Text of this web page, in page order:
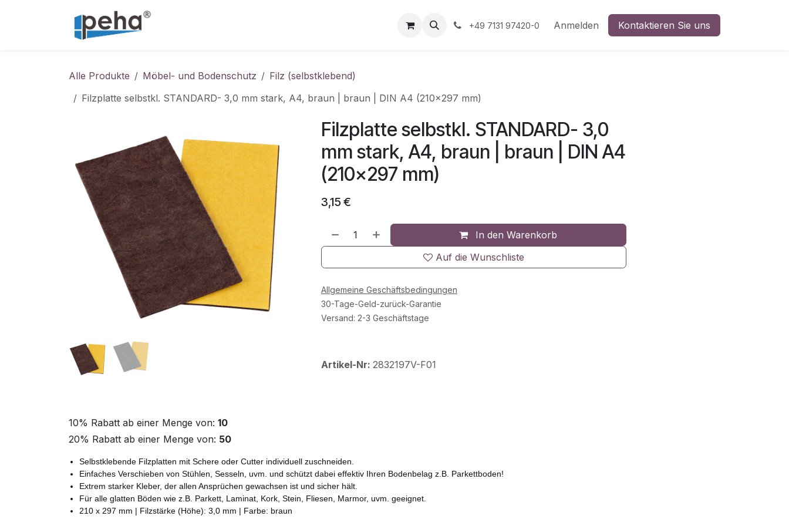
Informationen Shop Gewerbekunden
+49 7131 97420-0 Anmelden Kontaktieren Sie uns
Alle Produkte Möbel- und Bodenschutz
Filz (selbstklebend)
Filzplatte selbstkl. STANDARD- 3,0 mm stark, A4, braun | braun | DIN A4 (210x297 mm)
Filzplatte selbstkl. STANDARD- 3,0
mm stark, A4, braun | braun | DIN A4
(210x297 mm)
3,15 €
In den Warenkorb
Auf die Wunschliste
Allgemeine Geschäftsbedingungen
30-Tage-Geld-zurück-Garantie
Versand: 2-3 Geschäftstage
Artikel-Nr: 2832197V-F01
10% Rabatt ab einer Menge von: 10
20% Rabatt ab einer Menge von: 50
Selbstklebende Filzplatten mit Schere oder Cutter individuell zuschneiden.
Einfaches Verschieben von Stühlen, Sesseln, uvm. und schützt dabei effektiv Ihren Bodenbelag z.B. Parkettboden!
Extrem starker Kleber, der allen Ansprüchen gewachsen ist und sicher hält.
Für alle glatten Böden wie z.B. Parkett, Laminat, Kork, Stein, Fliesen, Marmor, uvm. geeignet.
210 x 297 mm | Filzstärke (Höhe): 3,0 mm | Farbe: braun